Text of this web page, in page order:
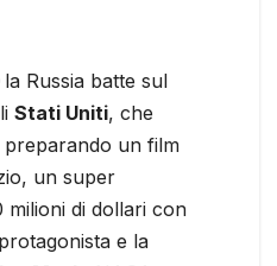
la Russia batte sul
Stati Uniti, che
un film
un super
di dollari con
e la